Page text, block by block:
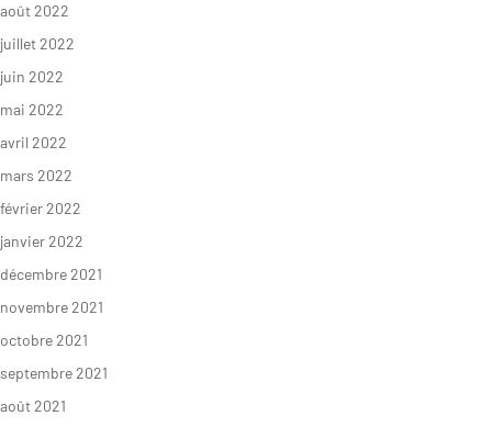
août 2022
juillet 2022
juin 2022
mai 2022
avril 2022
mars 2022
février 2022
janvier 2022
décembre 2021
novembre 2021
octobre 2021
septembre 2021
août 2021